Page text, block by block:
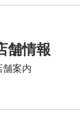
舗情報
舗案内